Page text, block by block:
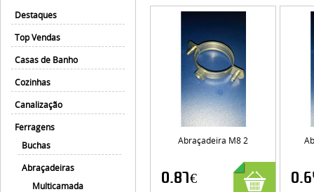
Destaques
Top Vendas
Casas de Banho
Cozinhas
Canalização
Ferragens
Buchas
Abraçadeiras
Multicamada
Abraçadeira M8 2
0.87€